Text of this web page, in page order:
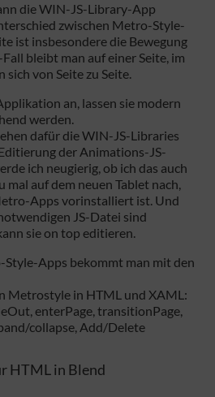
die WIN-JS-Library-App
zwischen Metro-Style-
ist insbesondere die Bewegung
bleibt man auf einer Seite, im
von Seite zu Seite.
an, lassen sie modern
werden.
dafür die WIN-JS-Libraries
der Animations-JS-
ich neugierig, ob ich das auch
mal auf dem neuen Tablet nach,
Apps vorinstalliert ist. Und
JS-Datei sind
sie on top editieren.
Apps bekommt man mit den
Metrostyle in HTML und XAML:
enterPage, transitionPage,
collapse, Add/Delete
HTML in Blend